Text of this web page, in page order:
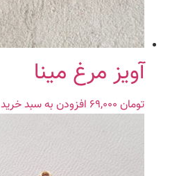
آویز مرغ مینا
تومان افزودن به سبد خرید